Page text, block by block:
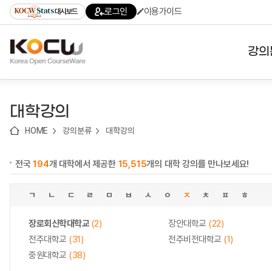
기
기
기
content)
가
대시보드 로그인 이용가이드
강
대학강의
HOME 강의분류 대학강의
전국194개 대학에서 제공한 15,515개의 대학 강의를 만나보세요!
ㄱ ㄴ ㄷ ㄹ ㅁ ㅂ ㅅ ㅇ ㅈ ㅊ ㅍ ㅎ
장로회신학대학교(2) 장안대학교 (22)
전주대학교 (31) 전주비전대학교 (1)
중원대학교 (38)